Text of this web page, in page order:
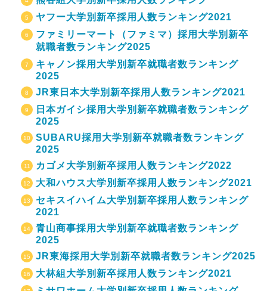
ヤフー大学別新卒採用人数ランキング2021
ファミリーマート（ファミマ）採用大学別新卒
就職者数ランキング2025
キャノン採用大学別新卒就職者数ランキング
2025
JR東日本大学別新卒採用人数ランキング2021
日本ガイシ採用大学別新卒就職者数ランキング
2025
SUBARU採用大学別新卒就職者数ランキング
2025
カゴメ大学別新卒採用人数ランキング2022
大和ハウス大学別新卒採用人数ランキング2021
セキスイハイム大学別新卒採用人数ランキング
2021
青山商事採用大学別新卒就職者数ランキング
2025
JR東海採用大学別新卒就職者数ランキング2025
大林組大学別新卒採用人数ランキング2021